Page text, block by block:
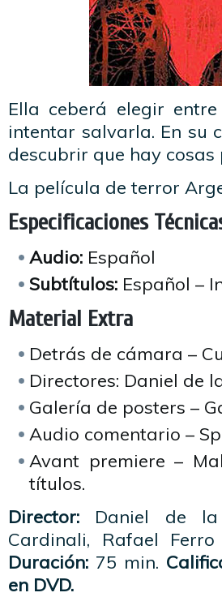
Ella ceberá elegir
intentar salvarla. En su
descubrir que hay
La película de terror
Especificaciones
Audio: Español
Subtítulos: Español –
Material Extra
Detrás de cámara –
Directores: Daniel de
Galería de posters –
Audio comentario –
Avant premiere –
títulos.
Director: Daniel de la
Cardinali, Rafael
Duración: 75 min.
en DVD.